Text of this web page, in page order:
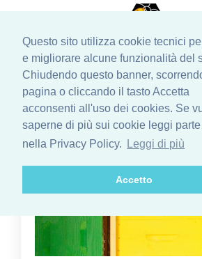
Questo sito utilizza cookie tecnici
e migliorare alcune funzionalità del
Chiudendo questo banner,
pagina o cliccando il tasto Accetta
acconsenti all'uso dei cookies. Se
saperne di più sui cookie leggi
nella Privacy Policy.
Leggi di più
Accetto